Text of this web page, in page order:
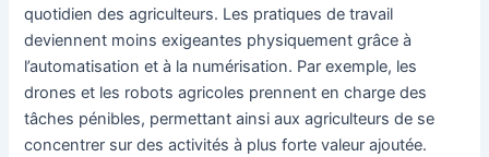
quotidien des agriculteurs. Les pratiques de travail
deviennent moins exigeantes physiquement grâce à
l’automatisation et à la numérisation. Par exemple, les
drones et les robots agricoles prennent en charge des
tâches pénibles, permettant ainsi aux agriculteurs de se
concentrer sur des activités à plus forte valeur ajoutée.